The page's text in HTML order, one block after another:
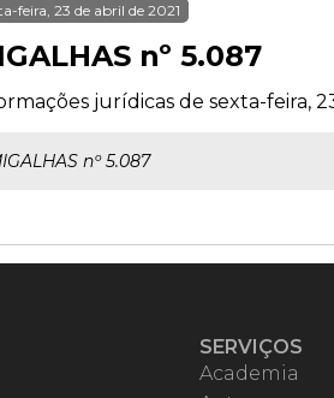
feira, 23 de abril de 2021
nº 5.087
jurídicas de sexta-feira,
nº 5.087
SERVIÇOS
Academia